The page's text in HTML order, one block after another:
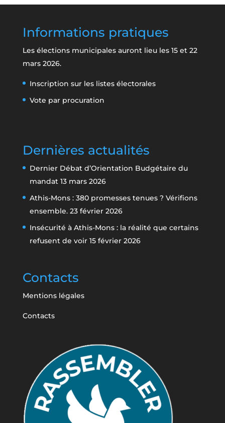
Informations pratiques
Les élections municipales auront lieu les 15 et 22
mars 2026.
Inscription sur les listes électorales
Vote par procuration
Dernières actualités
Dernier Débat d’Orientation Budgétaire du
mandat 13 mars 2026
Athis-Mons : 380 promesses tenues ? Vérifions
ensemble. 23 février 2026
Insécurité à Athis-Mons : la réalité que certains
refusent de voir 15 février 2026
Contacts
Mentions légales
Contacts